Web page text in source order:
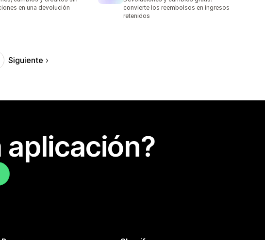
en una devolución
convierte los reembolsos en ingresos
retenidos
Siguiente
aplicación?